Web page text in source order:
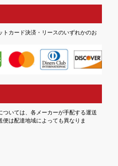
トカード決済・リースのいずれかのお
いては、各メーカーが手配する運送
は配達地域によっても異なりま